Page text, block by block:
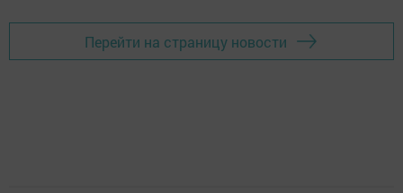
Перейти на страницу новости